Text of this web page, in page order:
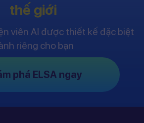
thế giới
viên AI được thiết kế đặc biệt
riêng cho bạn
phá ELSA ngay